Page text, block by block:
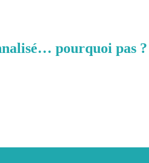
pourquoi pas ?